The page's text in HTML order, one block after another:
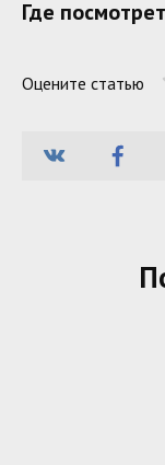
Где
Оцените статью